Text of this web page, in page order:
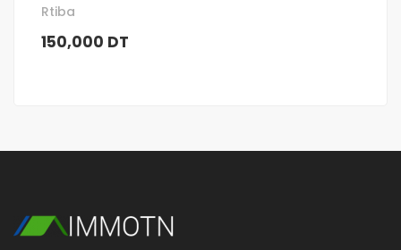
Rtiba
150,000 DT